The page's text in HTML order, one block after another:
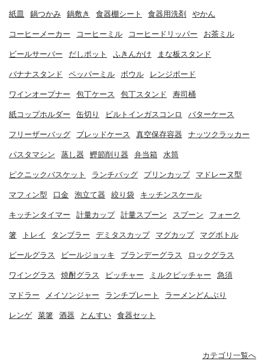
紙皿 鍋つかみ 鍋敷き 食器棚シート 食器用洗剤 やかん
コーヒーメーカー コーヒーミル コーヒードリッパー お茶ミル
ビールサーバー だしポット ふきんかけ まな板スタンド
バナナスタンド ペッパーミル ボウル レンジボード
ワインオープナー 包丁ケース 包丁スタンド 寿司桶
紙コップホルダー 缶切り ビルトインガスコンロ バターケース
フリーザーバッグ ブレッドケース 真空保存容器 ナッツクラッカー
パスタマシン 蒸し器 鰹節削り器 弁当箱 水筒
ピクニックバスケット ランチバッグ プリンカップ マドレーヌ型
マフィン型 口金 泡立て器 絞り袋 キッチンスケール
キッチンタイマー 計量カップ 計量スプーン スプーン フォーク
箸 トレイ タンブラー デミタスカップ マグカップ マグボトル
ビールグラス ビールジョッキ ブランデーグラス ロックグラス
ワイングラス 焼酎グラス ピッチャー ミルクピッチャー 急須
マドラー メイソンジャー ランチプレート ラーメンどんぶり
レンゲ 菜箸 酒器 とんすい 食器セット
カテゴリ一覧へ